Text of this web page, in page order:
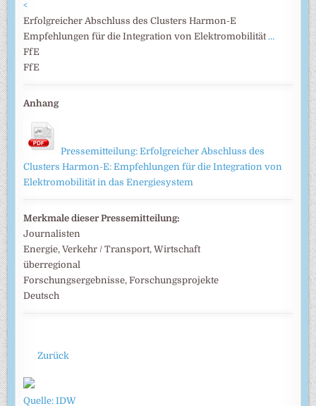
<
Erfolgreicher Abschluss des Clusters Harmon-E
Empfehlungen für die Integration von Elektromobilität …
FfE
FfE
Anhang
Pressemitteilung: Erfolgreicher Abschluss des
Clusters Harmon-E: Empfehlungen für die Integration von
Elektromobilität in das Energiesystem
Merkmale dieser Pressemitteilung:
Journalisten
Energie, Verkehr / Transport, Wirtschaft
überregional
Forschungsergebnisse, Forschungsprojekte
Deutsch
Zurück
Quelle: IDW